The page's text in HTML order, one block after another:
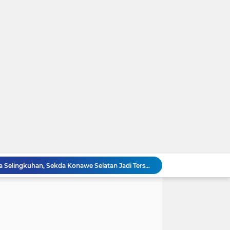
Viral! Digerebek Bersama Selingkuhan, Sekda Konawe Selatan Jadi Tersangka Usai Tabrak Adik Kandung
Ini Video Asli Banyuwangi 'Yank Uwes Yank' Viral, Pemeran Pria Muncul Beri Klarifikasi